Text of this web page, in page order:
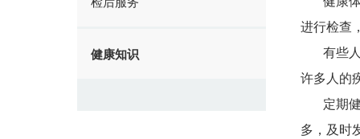
健康知识
进行检查
有些
许多人的
定期
多，及时